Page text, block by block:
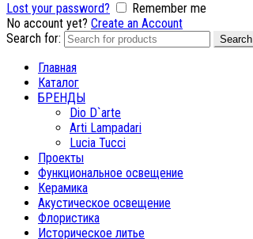
Lost your password?
Remember me
No account yet? Create an Account
Search for:
Search
Главная
Каталог
БРЕНДЫ
Dio D`arte
Arti Lampadari
Lucia Tucci
Проекты
Функциональное освещение
Керамика
Акустическое освещение
Флористика
Историческое литье